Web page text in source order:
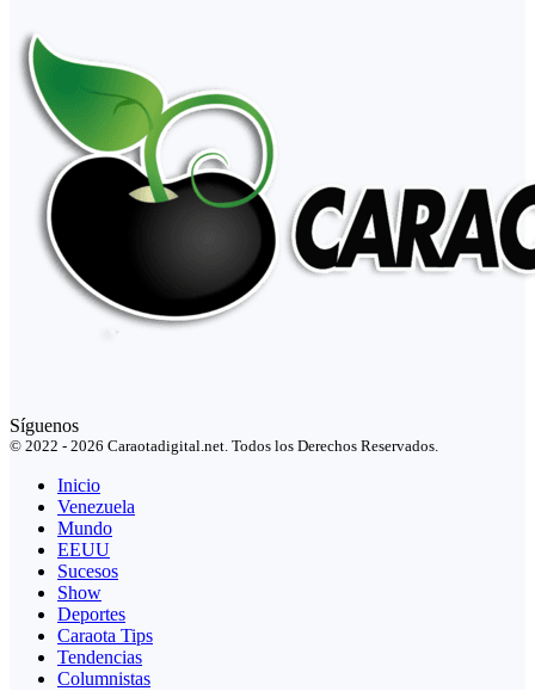
Síguenos
© 2022 - 2026 Caraotadigital.net. Todos los Derechos Reservados.
Inicio
Venezuela
Mundo
EEUU
Sucesos
Show
Deportes
Caraota Tips
Tendencias
Columnistas